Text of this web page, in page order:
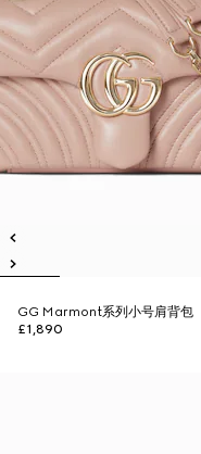
GG Marmont系列小号肩背包
£1,890